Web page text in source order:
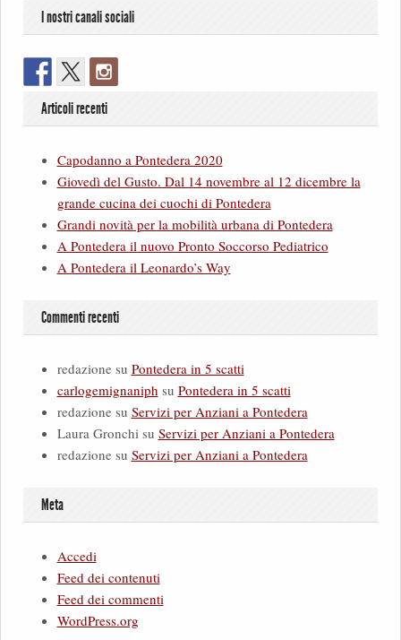
I nostri canali sociali
Articoli recenti
Capodanno a Pontedera 2020
Giovedì del Gusto. Dal 14 novembre al 12 dicembre la
grande cucina dei cuochi di Pontedera
Grandi novità per la mobilità urbana di Pontedera
A Pontedera il nuovo Pronto Soccorso Pediatrico
A Pontedera il Leonardo’s Way
Commenti recenti
redazionesu Pontedera in 5 scatti
carlogemignaniph su Pontedera in 5 scatti
redazionesu Servizi per Anziani a Pontedera
Laura Gronchisu Servizi per Anziani a Pontedera
redazionesu Servizi per Anziani a Pontedera
Meta
Accedi
Feed dei contenuti
Feed dei commenti
WordPress.org